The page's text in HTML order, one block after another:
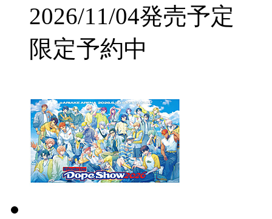
2026/11/04発売予定
限定予約中